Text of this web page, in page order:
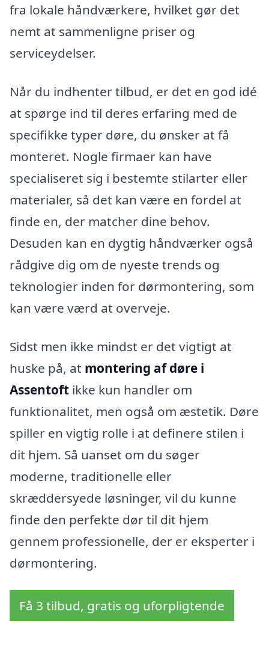
fra lokale håndværkere, hvilket gør det
nemt at sammenligne priser og
serviceydelser.
Når du indhenter tilbud, er det en god idé
at spørge ind til deres erfaring med de
specifikke typer døre, du ønsker at få
monteret. Nogle firmaer kan have
specialiseret sig i bestemte stilarter eller
materialer, så det kan være en fordel at
finde en, der matcher dine behov.
Desuden kan en dygtig håndværker også
rådgive dig om de nyeste trends og
teknologier inden for dørmontering, som
kan være værd at overveje.
Sidst men ikke mindst er det vigtigt at
huske på, at montering af døre i
Assentoft ikke kun handler om
funktionalitet, men også om æstetik. Døre
spiller en vigtig rolle i at definere stilen i
dit hjem. Så uanset om du søger
moderne, traditionelle eller
skræddersyede løsninger, vil du kunne
finde den perfekte dør til dit hjem
gennem professionelle, der er eksperter i
dørmontering.
Få 3 tilbud, gratis og uforpligtende